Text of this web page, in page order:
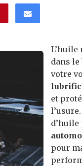
L’huile
dans
votre
et
pour